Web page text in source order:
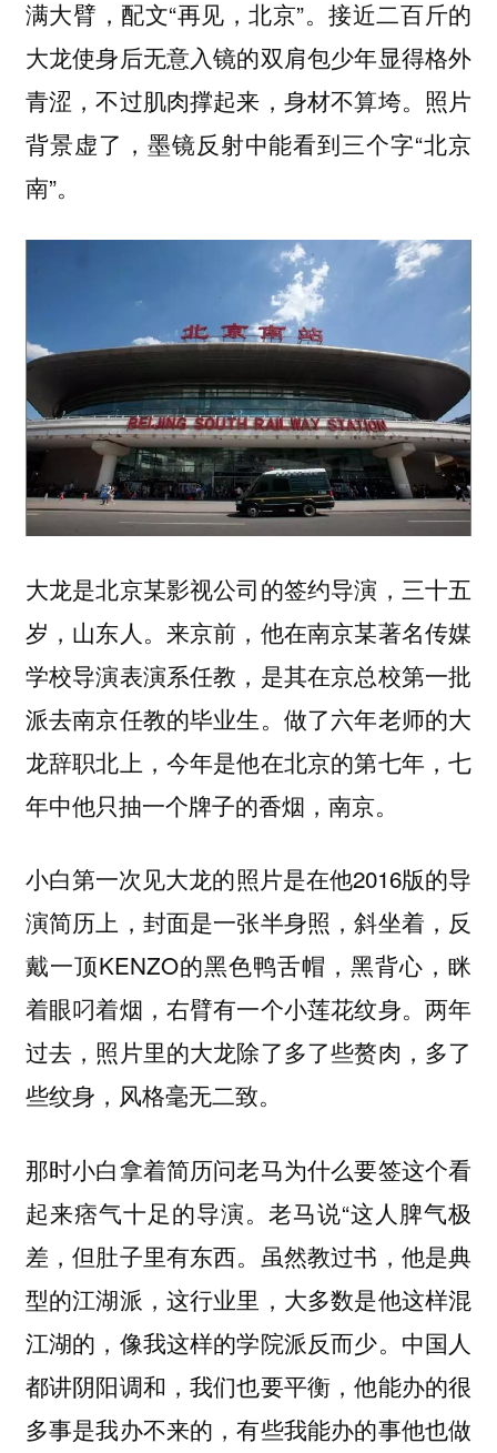
满大臂，配文“再见，北京”。接近二百斤的
大龙使身后无意入镜的双肩包少年显得格外
青涩，不过肌肉撑起来，身材不算垮。照片
背景虚了，墨镜反射中能看到三个字“北京
南”。
大龙是北京某影视公司的签约导演，三十五
岁，山东人。来京前，他在南京某著名传媒
学校导演表演系任教，是其在京总校第一批
派去南京任教的毕业生。做了六年老师的大
龙辞职北上，今年是他在北京的第七年，七
年中他只抽一个牌子的香烟，南京。
小白第一次见大龙的照片是在他2016版的导
演简历上，封面是一张半身照，斜坐着，反
戴一顶KENZO的黑色鸭舌帽，黑背心，眯
着眼叼着烟，右臂有一个小莲花纹身。两年
过去，照片里的大龙除了多了些赘肉，多了
些纹身，风格毫无二致。
那时小白拿着简历问老马为什么要签这个看
起来痞气十足的导演。老马说“这人脾气极
差，但肚子里有东西。虽然教过书，他是典
型的江湖派，这行业里，大多数是他这样混
江湖的，像我这样的学院派反而少。中国人
都讲阴阳调和，我们也要平衡，他能办的很
多事是我办不来的，有些我能办的事他也做